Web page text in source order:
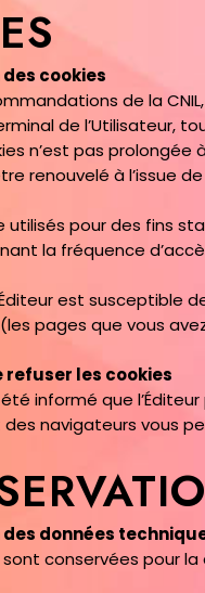
cookies
de la
de l’Utilisateur,
n’est pas
renouvelé à l’issue
utilisés pour des fins
la fréquence
est susceptible
pages que vous
refuser les cookies
informé que
navigateurs vous
données
conservées pour